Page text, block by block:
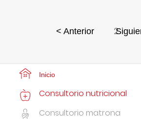
< Anterior 2
Inicio
Consultorio nutricional
Consultorio matrona